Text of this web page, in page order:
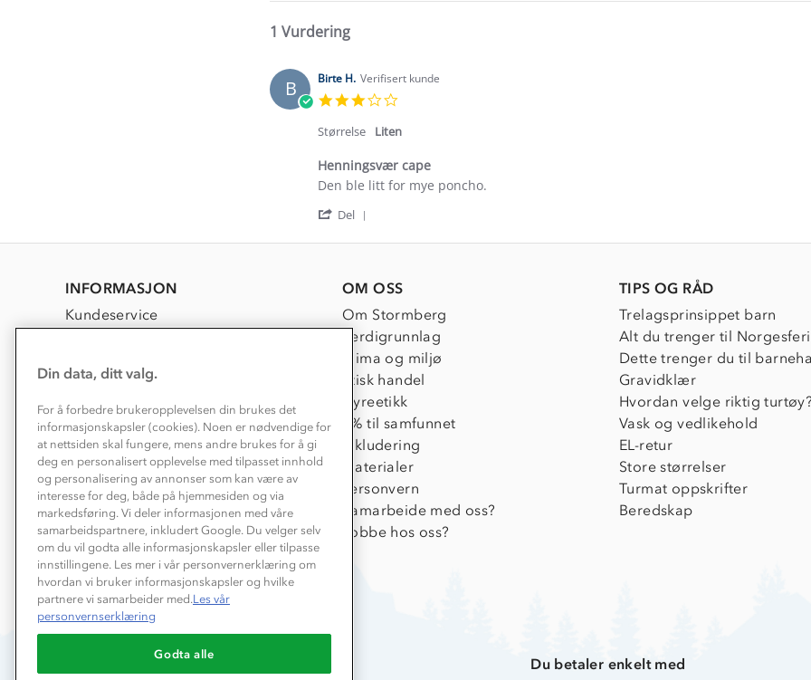
1 Vurdering
B Birte H. Verifisert kunde
rating
Størrelse Liten
Henningsvær cape
Review
Birte
on
2026
review
Henningsvær
Den ble litt for mye poncho.
Del
Review
H.
on
21
Jun
INFORMASJON
Kundeservice
Kundeklubb
Våre butikker
Bedrift, barnehage og SFO
Presse
OM OSS
Om Stormberg
Verdigrunnlag
Klima og miljø
Etisk handel
Dyreetikk
1% til samfunnet
Inkludering
Materialer
Personvern
Samarbeide med oss?
Jobbe hos oss?
TIPS OG RÅD
Trelagsprinsippet barn
Alt du trenger til
Dette trenger du til
Gravidklær
Hvordan velge riktig
Vask og vedlikehold
EL-retur
Store størrelser
Turmat oppskrifter
Beredskap
Du betaler enkelt med
Din data, ditt valg.
For å forbedre brukeropplevelsen din brukes det
informasjonskapsler (cookies). Noen er nødvendige for
at nettsiden skal fungere, mens andre brukes for å gi
deg en personalisert opplevelse med tilpasset innhold
og personalisering av annonser som kan være av
interesse for deg, både på hjemmesiden og via
markedsføring. Vi deler informasjonen med våre
samarbeidspartnere, inkludert Google. Du velger selv
om du vil godta alle informasjonskapsler eller tilpasse
innstillingene. Les mer i vår personvernerklæring om
hvordan vi bruker informasjonskapsler og hvilke
partnere vi samarbeider med.Les vår
personvernserklæring
Godta alle